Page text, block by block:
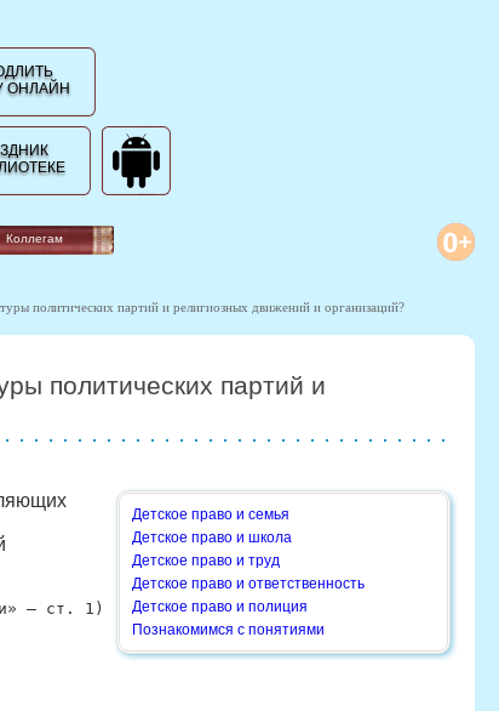
ОНЛАЙН
Коллегам
политических партий и религиозных движений и организаций?
политических партий и
Детское право и семья
Детское право и школа
Детское право и труд
Детское право и ответственность
Детское право и полиция
Познакомимся с понятиями
— ст. 1)